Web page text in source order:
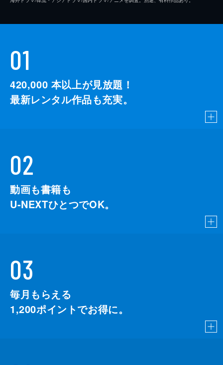
01
420,000 本以上が見放題！
最新レンタル作品も充実。
02
動画も書籍も
U-NEXTひとつでOK。
03
毎月もらえる
1,200ポイントでお得に。